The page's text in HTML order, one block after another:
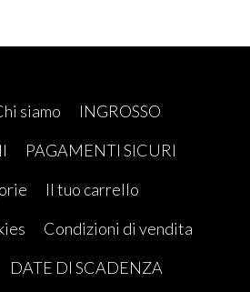
siamo
INGROSSO
PAGAMENTI SICURI
Il tuo carrello
Condizioni di vendita
DATE DI SCADENZA